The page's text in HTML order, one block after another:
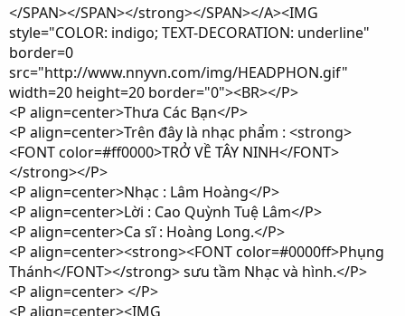
</SPAN></SPAN></strong></SPAN></A><IMG
style="COLOR: indigo; TEXT-DECORATION: underline"
border=0
src="http://www.nnyvn.com/img/HEADPHON.gif"
width=20 height=20 border="0"><BR></P>
<P align=center>Thưa Các Bạn</P>
<P align=center>Trên đây là nhạc phẩm : <strong>
<FONT color=#ff0000>TRỞ VỀ TÂY NINH</FONT>
</strong></P>
<P align=center>Nhạc : Lâm Hoàng</P>
<P align=center>Lời : Cao Quỳnh Tuệ Lâm</P>
<P align=center>Ca sĩ : Hoàng Long.</P>
<P align=center><strong><FONT color=#0000ff>Phụng
Thánh</FONT></strong> sưu tầm Nhạc và hình.</P>
<P align=center> </P>
<P align=center><IMG